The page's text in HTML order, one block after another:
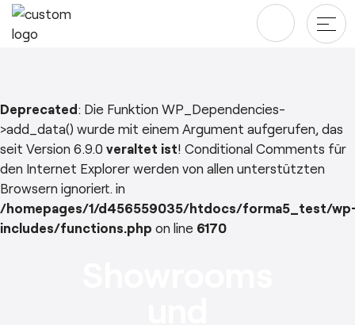
Deprecated: Die Funktion WP_Dependencies-
>add_data() wurde mit einem Argument aufgerufen, das
seit Version 6.9.0 veraltet ist! Conditional Comments für
den Internet Explorer werden von allen unterstützten
Browsern ignoriert. in
/homepages/1/d456559035/htdocs/forma5_test/
includes/functions.php on line 6170
Produkte
Tische
Stauraum für das Büro
Alle projekte
Unternehmen
Designer
Downloads